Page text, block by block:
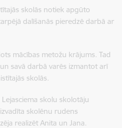
skolās notiek apgūto
dalīšanās pieredzē darbā ar
mācības metožu krājums. Tad
savā darbā varēs izmantot arī
skolās.
skolu skolotāju
skolēnu rudens
realizēt Anita un Jana.